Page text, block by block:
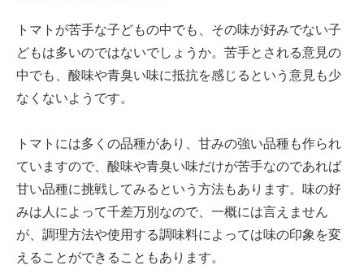
トマトが苦手な子どもの中でも、その味が好みでない子
どもは多いのではないでしょうか。苦手とされる意見の
中でも、酸味や青臭い味に抵抗を感じるという意見も少
なくないようです。
トマトには多くの品種があり、甘みの強い品種も作られ
ていますので、酸味や青臭い味だけが苦手なのであれば
甘い品種に挑戦してみるという方法もあります。味の好
みは人によって千差万別なので、一概には言えません
が、調理方法や使用する調味料によっては味の印象を変
えることができることもあります。